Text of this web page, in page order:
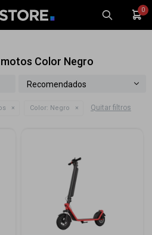
0
Color Negro
Recomendados
Color: Negro Quitar filtros